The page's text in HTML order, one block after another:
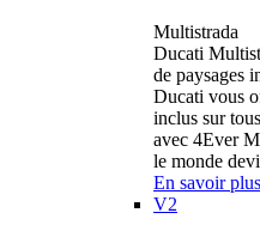
Multistrada
Ducati
de paysages
Ducati vous
inclus sur
avec 4Ever
le monde
En savoir plus
V2